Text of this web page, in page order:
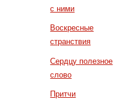
с ними
Воскресные
странствия
Сердцу полезное
слово
Притчи